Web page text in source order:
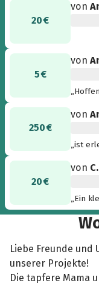
20 €
von
5 €
von
die
every1
250 €
von
„ist
20 €
von
„Ein
ein
Liebe Freunde und
unserer Projekte!
Die tapfere Mama